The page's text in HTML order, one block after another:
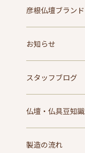
彦根仏壇ブランド
お知らせ
スタッフブログ
仏壇・仏具豆知識
製造の流れ